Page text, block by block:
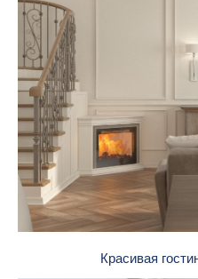
Красивая